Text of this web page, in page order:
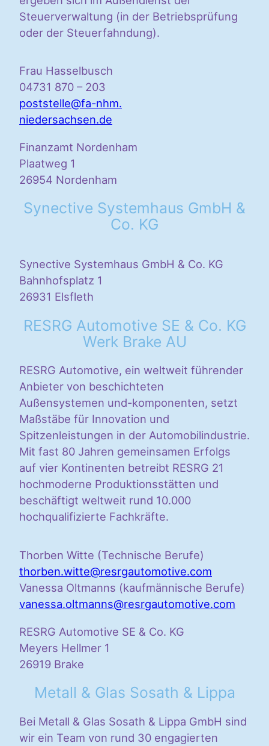
Steuerverwaltung (in der Betriebsprüfung
oder der Steuerfahndung).
Frau Hasselbusch
04731 870 – 203
poststelle@fa-nhm.
niedersachsen.de
Finanzamt Nordenham
Plaatweg 1
26954 Nordenham
Synective Systemhaus GmbH &
Co. KG
Synective Systemhaus GmbH & Co. KG
Bahnhofsplatz 1
26931 Elsfleth
RESRG Automotive SE & Co. KG
Werk Brake AU
RESRG Automotive, ein weltweit führender
Anbieter von beschichteten
Außensystemen und-komponenten, setzt
Maßstäbe für Innovation und
Spitzenleistungen in der Automobilindustrie.
Mit fast 80 Jahren gemeinsamen Erfolgs
auf vier Kontinenten betreibt RESRG 21
hochmoderne Produktionsstätten und
beschäftigt weltweit rund 10.000
hochqualifizierte Fachkräfte.
Thorben Witte (Technische Berufe)
thorben.witte@resrgautomotive.com
Vanessa Oltmanns (kaufmännische Berufe)
vanessa.oltmanns@resrgautomotive.com
RESRG Automotive SE & Co. KG
Meyers Hellmer 1
26919 Brake
Metall & Glas Sosath & Lippa
Bei Metall & Glas Sosath & Lippa GmbH sind
wir ein Team von rund 30 engagierten